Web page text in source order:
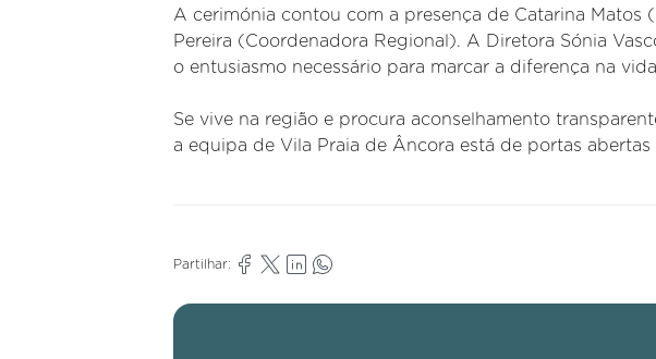
A cerimónia contou com a presença de Catarina Matos
Pereira (Coordenadora Regional). A Diretora Sónia
o entusiasmo necessário para marcar a diferença na
Se vive na região e procura aconselhamento
a equipa de Vila Praia de Âncora está de portas abertas
Partilhar: